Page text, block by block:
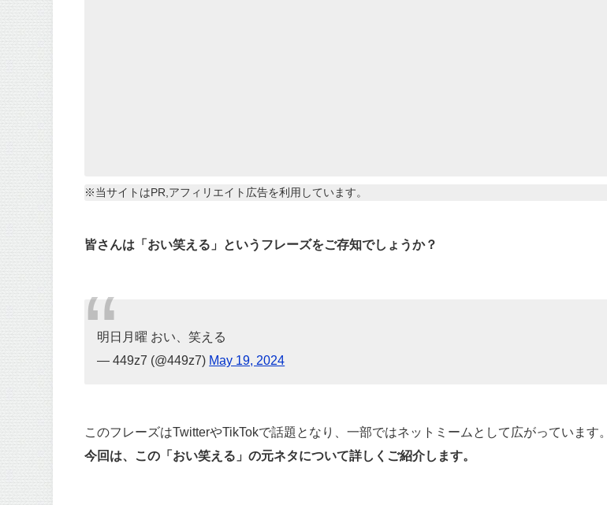
※当サイトはPR,アフィリエイト広告を利用しています。
皆さんは「おい笑える」というフレーズをご存知でしょうか？
明日月曜 おい、笑える
— 449z7 (@449z7) May 19, 2024
このフレーズはTwitterやTikTokで話題となり、一部ではネットミームとして広がっています。
今回は、この「おい笑える」の元ネタについて詳しくご紹介します。